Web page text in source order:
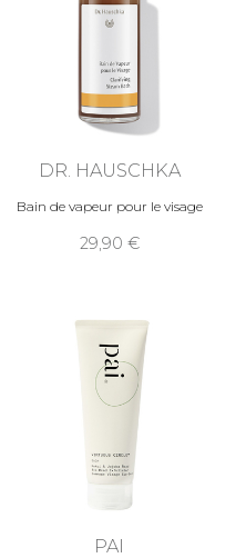
DR. HAUSCHKA
Bain de vapeur pour le visage
29,90
PAI